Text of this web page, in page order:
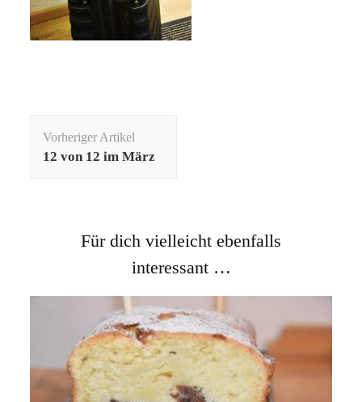
Vorheriger Artikel
12 von 12 im März
Für dich vielleicht ebenfalls
interessant …